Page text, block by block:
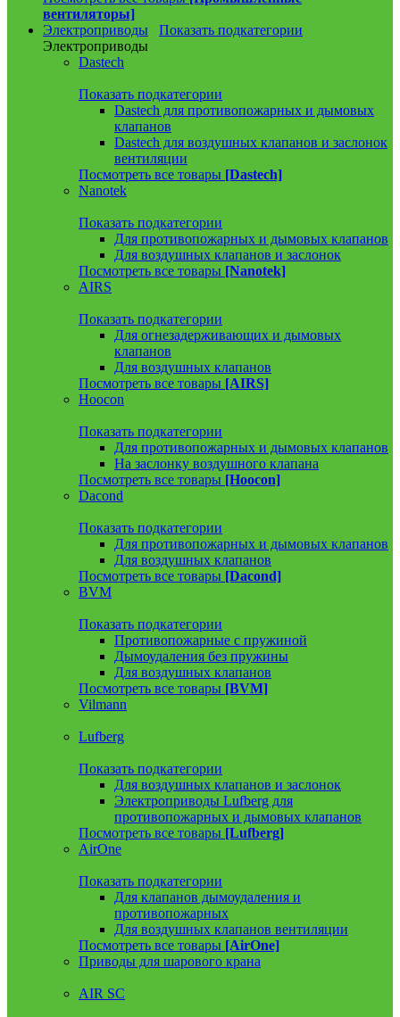
вентиляторы]
Электроприводы
Показать подкатегории
Электроприводы
Dastech
Показать подкатегории
Dastech для противопожарных и дымовых
клапанов
Dastech для воздушных клапанов и заслонок
вентиляции
Посмотреть все товары [Dastech]
Nanotek
Показать подкатегории
Для противопожарных и дымовых клапанов
Для воздушных клапанов и заслонок
Посмотреть все товары [Nanotek]
AIRS
Показать подкатегории
Для огнезадерживающих и дымовых
клапанов
Для воздушных клапанов
Посмотреть все товары [AIRS]
Hoocon
Показать подкатегории
Для противопожарных и дымовых клапанов
На заслонку воздушного клапана
Посмотреть все товары [Hoocon]
Dacond
Показать подкатегории
Для противопожарных и дымовых клапанов
Для воздушных клапанов
Посмотреть все товары [Dacond]
BVM
Показать подкатегории
Противопожарные с пружиной
Дымоудаления без пружины
Для воздушных клапанов
Посмотреть все товары [BVM]
Vilmann
Lufberg
Показать подкатегории
Для воздушных клапанов и заслонок
Электроприводы Lufberg для
противопожарных и дымовых клапанов
Посмотреть все товары [Lufberg]
AirOne
Показать подкатегории
Для клапанов дымоудаления и
противопожарных
Для воздушных клапанов вентиляции
Посмотреть все товары [AirOne]
Приводы для шарового крана
AIR SC